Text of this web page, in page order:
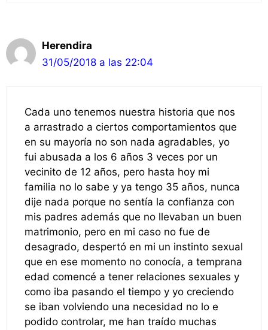
Herendira
31/05/2018 a las 22:04
Cada uno tenemos nuestra historia que nos
a arrastrado a ciertos comportamientos que
en su mayoría no son nada agradables, yo
fui abusada a los 6 años 3 veces por un
vecinito de 12 años, pero hasta hoy mi
familia no lo sabe y ya tengo 35 años, nunca
dije nada porque no sentía la confianza con
mis padres además que no llevaban un buen
matrimonio, pero en mi caso no fue de
desagrado, despertó en mi un instinto sexual
que en ese momento no conocía, a temprana
edad comencé a tener relaciones sexuales y
como iba pasando el tiempo y yo creciendo
se iban volviendo una necesidad no lo e
podido controlar, me han traído muchas